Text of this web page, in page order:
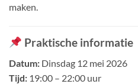
maken.
Praktische informatie
Datum: Dinsdag 12 mei 2026
Tijd: 19:00 – 22:00 uur